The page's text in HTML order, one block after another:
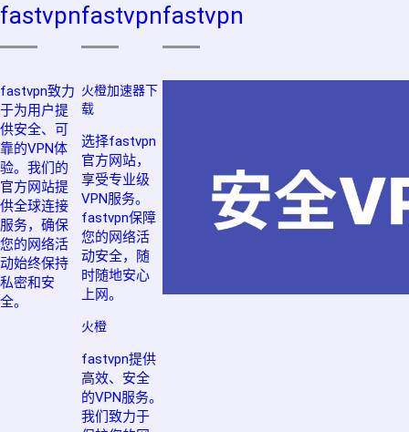
fastvpn
fastvpn致力
于为用户提
供安全、可
靠的VPN体
验。我们的
官方网站提
供全球连接
服务，确保
您的网络活
动始终保持
私密和安
全。
fastvpn
火橙加速器下
载
选择fastvpn
官方网站，
享受专业级
VPN服务。
fastvpn保障
您的网络活
动安全，随
时随地安心
上网。
火橙
fastvpn提供
高效、安全
的VPN服务。
我们致力于
fastvpn